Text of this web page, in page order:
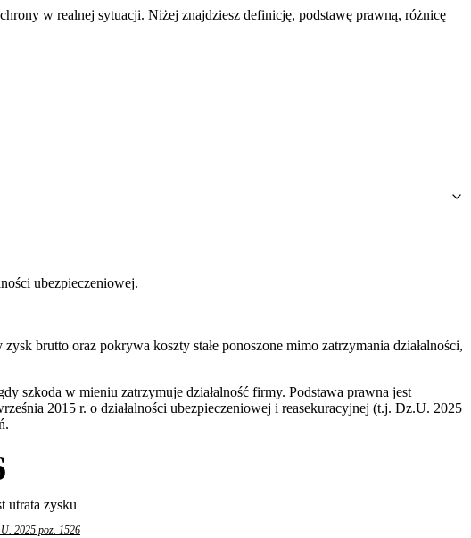
w realnej sytuacji. Niżej znajdziesz definicję, podstawę prawną, różnicę
ubezpieczeniowej.
brutto oraz pokrywa koszty stałe ponoszone mimo zatrzymania działalności,
szkoda w mieniu zatrzymuje działalność firmy. Podstawa prawna jest
2015 r. o działalności ubezpieczeniowej i reasekuracyjnej (t.j. Dz.U. 2025
utrata zysku
2025 poz. 1526